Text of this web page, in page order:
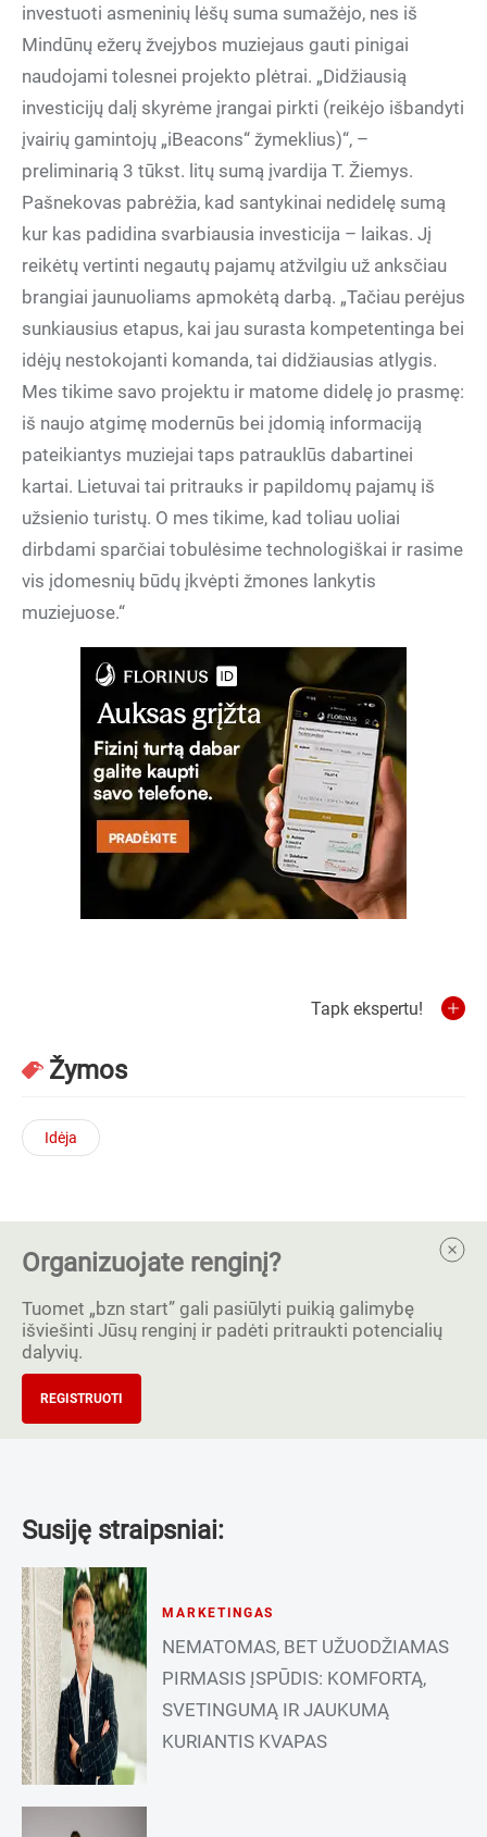
investuoti asmeninių lėšų suma sumažėjo, nes iš
Mindūnų ežerų žvejybos muziejaus gauti pinigai
naudojami tolesnei projekto plėtrai. „Didžiausią
investicijų dalį skyrėme įrangai pirkti (reikėjo išbandyti
įvairių gamintojų „iBeacons“ žymeklius)“, –
preliminarią 3 tūkst. litų sumą įvardija T. Žiemys.
Pašnekovas pabrėžia, kad santykinai nedidelę sumą
kur kas padidina svarbiausia investicija – laikas. Jį
reikėtų vertinti negautų pajamų atžvilgiu už anksčiau
brangiai jaunuoliams apmokėtą darbą. „Tačiau perėjus
sunkiausius etapus, kai jau surasta kompetentinga bei
idėjų nestokojanti komanda, tai didžiausias atlygis.
Mes tikime savo projektu ir matome didelę jo prasmę:
iš naujo atgimę modernūs bei įdomią informaciją
pateikiantys muziejai taps patrauklūs dabartinei
kartai. Lietuvai tai pritrauks ir papildomų pajamų iš
užsienio turistų. O mes tikime, kad toliau uoliai
dirbdami sparčiai tobulėsime technologiškai ir rasime
vis įdomesnių būdų įkvėpti žmones lankytis
muziejuose.“
Tapk ekspertu!
Žymos
Idėja
Organizuojate renginį?
Tuomet „bzn start” gali pasiūlyti puikią galimybę
išviešinti Jūsų renginį ir padėti pritraukti potencialių
dalyvių.
REGISTRUOTI
Susiję straipsniai:
MARKETINGAS
NEMATOMAS, BET UŽUODŽIAMAS
PIRMASIS ĮSPŪDIS: KOMFORTĄ,
SVETINGUMĄ IR JAUKUMĄ
KURIANTIS KVAPAS